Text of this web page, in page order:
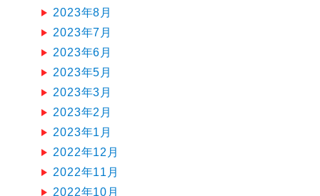
2023年8月
2023年7月
2023年6月
2023年5月
2023年3月
2023年2月
2023年1月
2022年12月
2022年11月
2022年10月